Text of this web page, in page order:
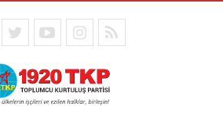
twitteryoutubeinstagram
RSS